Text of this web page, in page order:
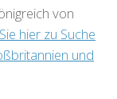
von
hier zu Suche
und